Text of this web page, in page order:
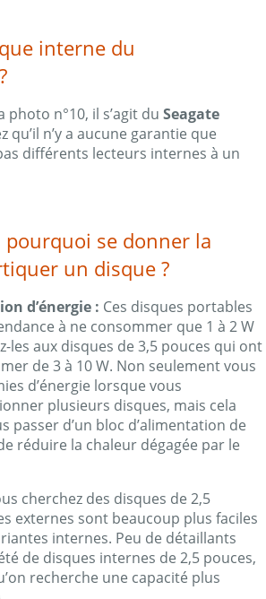
interne du
photo n°10, il s’agit duSeagate
qu’il n’y a aucune garantie que
différents lecteurs internes à un
pourquoi se donner la
un disque ?
d’énergie : Ces disques portables
à ne consommer que 1 à 2 W
les aux disques de 3,5 pouces qui ont
de 3 à 10 W. Non seulement vous
d’énergie lorsque vous
plusieurs disques, mais cela
passer d’un bloc d’alimentation de
réduire la chaleur dégagée par le
cherchez des disques de 2,5
externes sont beaucoup plus faciles
internes. Peu de détaillants
de disques internes de 2,5 pouces,
recherche une capacité plus